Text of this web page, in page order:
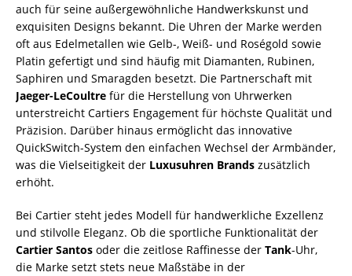
auch für seine außergewöhnliche Handwerkskunst und
exquisiten Designs bekannt. Die Uhren der Marke werden
oft aus Edelmetallen wie Gelb-, Weiß- und Roségold sowie
Platin gefertigt und sind häufig mit Diamanten, Rubinen,
Saphiren und Smaragden besetzt. Die Partnerschaft mit
Jaeger-LeCoultre für die Herstellung von Uhrwerken
unterstreicht Cartiers Engagement für höchste Qualität und
Präzision. Darüber hinaus ermöglicht das innovative
QuickSwitch-System den einfachen Wechsel der Armbänder,
was die Vielseitigkeit der Luxusuhren Brands zusätzlich
erhöht.
Bei Cartier steht jedes Modell für handwerkliche Exzellenz
und stilvolle Eleganz. Ob die sportliche Funktionalität der
Cartier Santos oder die zeitlose Raffinesse der Tank-Uhr,
die Marke setzt stets neue Maßstäbe in der